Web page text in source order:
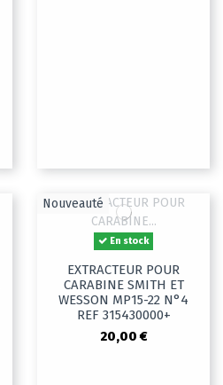
Nouveauté
En stock
EXTRACTEUR POUR
CARABINE SMITH ET
WESSON MP15-22 N°4
REF 315430000+
20,00 €